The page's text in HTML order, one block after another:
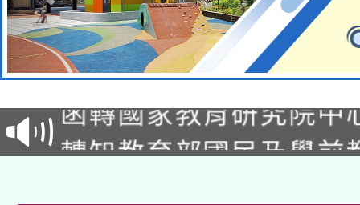
轉知教育部國民及學前
國立臺灣師範大學辦理
年度健康促進學校輔導
函轉國家教育研究院中
原住民族教育政策研討
轉知教育部國民及學前